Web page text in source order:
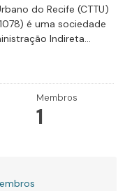
do Recife (CTTU)
é uma sociedade
Indireta...
Membros
1